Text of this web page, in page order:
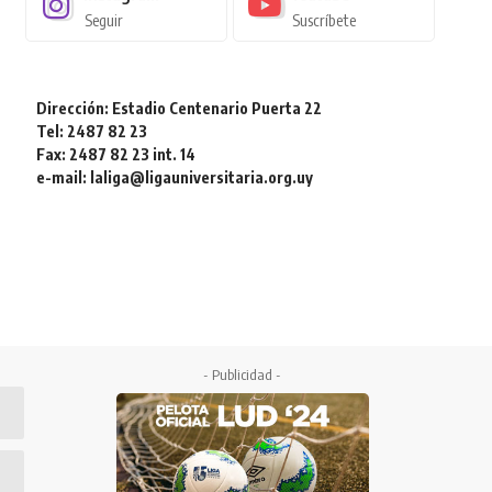
Seguir Suscríbete
Dirección: Estadio Centenario Puerta 22
Tel: 2487 82 23
Fax: 2487 82 23 int. 14
e-mail: laliga@ligauniversitaria.org.uy
- Publicidad -